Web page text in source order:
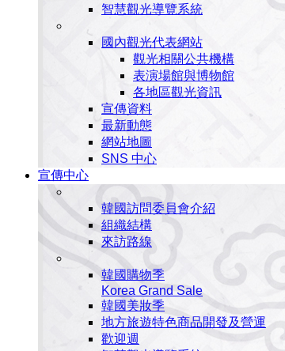
智慧觀光導覽系統
國內觀光代表網站
觀光相關公共機構
表演場館與博物館
各地區觀光資訊
宣傳資料
最新動態
網站地圖
SNS 中心
宣傳中心
韓國訪問委員會介紹
組織結構
來訪路線
韓國購物季
Korea Grand Sale
韓國美妝季
地方旅遊特色商品開發及營運
歡迎週